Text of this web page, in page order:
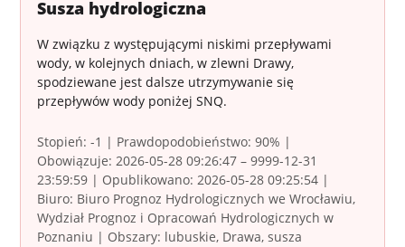
Susza hydrologiczna
W związku z występującymi niskimi przepływami
wody, w kolejnych dniach, w zlewni Drawy,
spodziewane jest dalsze utrzymywanie się
przepływów wody poniżej SNQ.
Stopień: -1 | Prawdopodobieństwo: 90% |
Obowiązuje: 2026-05-28 09:26:47 – 9999-12-31
23:59:59 | Opublikowano: 2026-05-28 09:25:54 |
Biuro: Biuro Prognoz Hydrologicznych we Wrocławiu,
Wydział Prognoz i Opracowań Hydrologicznych w
Poznaniu | Obszary: lubuskie, Drawa, susza